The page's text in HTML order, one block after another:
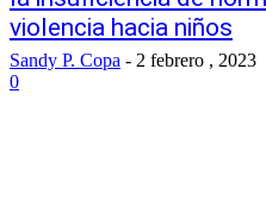
violencia hacia niños
Sandy P. Copa - 2 febrero , 2023
0